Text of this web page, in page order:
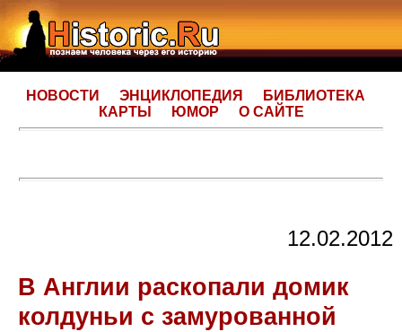
НОВОСТИ ЭНЦИКЛОПЕДИЯ
БИБЛИОТЕКА
КАРТЫ
ЮМОР О САЙТЕ
12.02.2012
В Англии раскопали домик
колдуньи с замурованной